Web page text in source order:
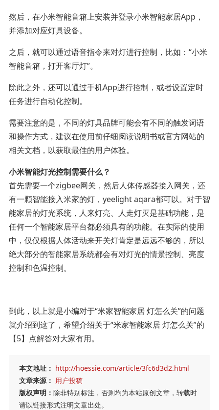
然后，在小米智能音箱上安装并登录小米智能家居App，
并添加对应灯具设备。
之后，就可以通过语音指令来对灯进行控制，比如：“小米
智能音箱，打开客厅灯”。
除此之外，还可以通过手机App进行控制，或者设置定时
任务进行自动化控制。
需要注意的是，不同的灯具品牌可能会有不同的触发词语
和操作方式，建议在使用前仔细阅读说明书或官方网站的
相关文档，以获取最佳的用户体验。
小米智能灯光控制需要什么？
首先需要一个zigbee网关，然后人体传感器接入网关，还
有一颗智能接入米家的灯，yeelight aqara都可以。对于智
能家居的灯光系统，人来灯亮、人走灯灭是基础功能，是
任何一个智能家居平台都必须具有的功能。在实际的使用
中，仅仅根据人体活动来开关灯肯定是远远不够的，所以
绝大部分的智能家居系统都会有对灯光的情景控制、亮度
控制和色温控制。
到此，以上就是小编对于“米家智能家居 灯怎么关”的问题
就介绍到这了，希望介绍关于“米家智能家居 灯怎么关”的
【5】点解答对大家有用。
本文地址： http://hoessie.com/article/3fc6d3d2.html
文章来源： 用户投稿
版权声明： 除非特别标注，否则均为本站原创文章，转载时
请以链接形式注明文章出处。